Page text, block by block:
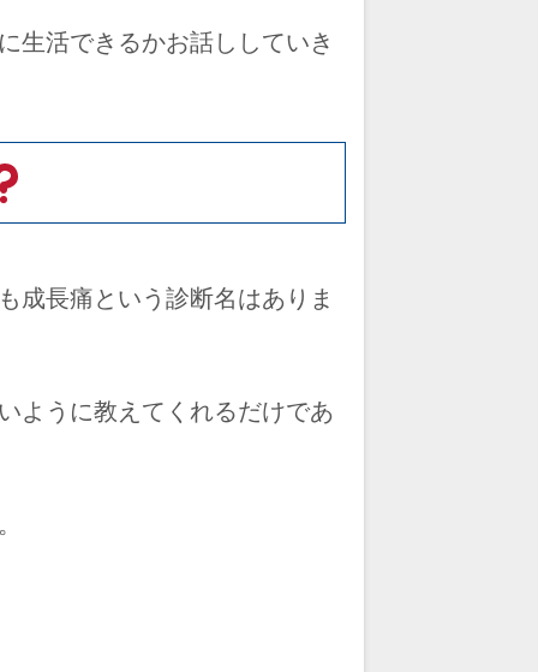
生活できるかお話ししていき
成長痛という診断名はありま
ように教えてくれるだけであ